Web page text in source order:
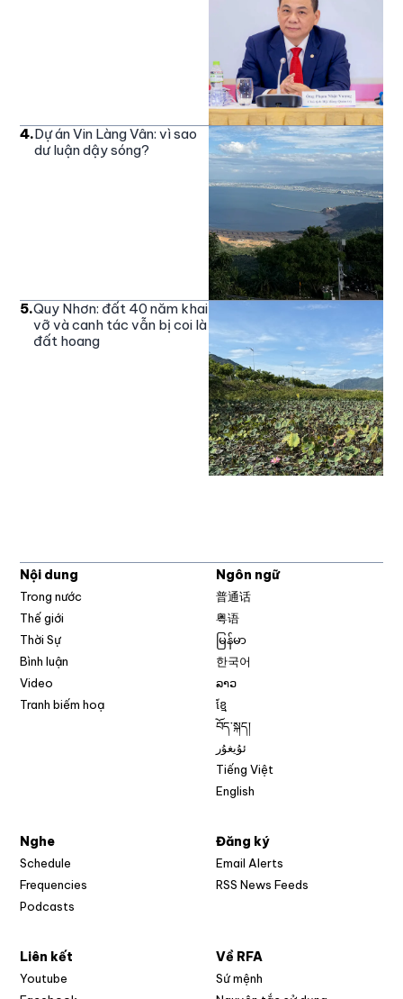
4.Dự án Vin Làng Vân: vì sao
dư luận dậy sóng?
5.Quy Nhơn: đất 40 năm khai
vỡ và canh tác vẫn bị coi là
đất hoang
Nội dung
Trong nước
Thế giới
Thời Sự
Bình luận
Video
Tranh biếm hoạ
Ngôn ngữ
普通话
粤语
မြန်မာ
한국어
ລາວ
ខ្មែ
བོད་སྐད།
ئۇيغۇر
Tiếng Việt
English
Nghe
Schedule
Frequencies
Podcasts
Đăng ký
Email Alerts
RSS News Feeds
Liên kết
Youtube
Về RFA
Sứ mệnh